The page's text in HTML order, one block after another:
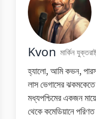
Kvon মার্কিন
হ্যালো, আমি কভন,
লাস ভেগাসের
মধ্যপশ্চিমের একজন
থেকে কমেডিয়ানে